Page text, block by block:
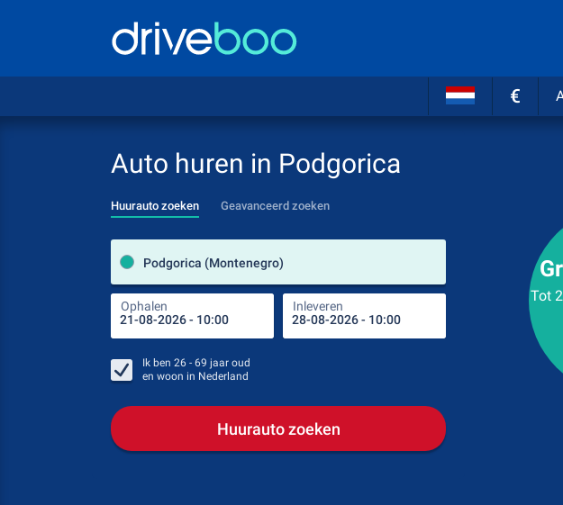
€
Auto huren in Podgorica
Huurauto zoeken Geavanceerd zoeken
Podgorica (Montenegro)
Ophalen Inleveren Plaats voor
Ik ben 26 - 69 jaar oud
en woon in Nederland
Huurauto zoeken
Tot